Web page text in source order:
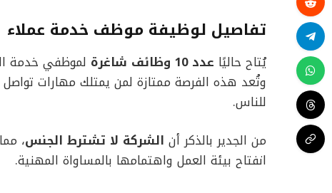
تفاصيل لوظيفة موظف خدمة عملاء
يُتاح حاليًا عدد 10 وظائف شاغرة لموظفي خدمة
وتُعد هذه الفرصة ممتازة لمن يمتلك مهارات
للناس.
من الجدير بالذكر أن الشركة لا تشترط الجنس،
انفتاح بيئة العمل واهتمامها بالمساواة المهنية.